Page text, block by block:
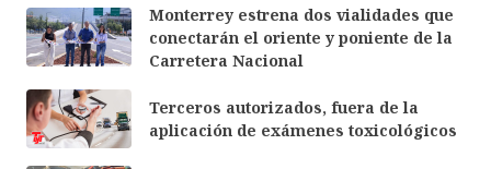
Monterrey estrena dos vialidades que
conectarán el oriente y poniente de la
Carretera Nacional
Terceros autorizados, fuera de la
aplicación de exámenes toxicológicos